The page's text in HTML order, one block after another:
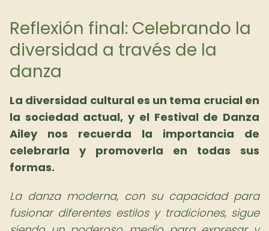
Reflexión final: Celebrando la
diversidad a través de la
danza
La diversidad cultural es un tema crucial en
la sociedad actual, y el Festival de Danza
Ailey nos recuerda la importancia de
celebrarla y promoverla en todas sus
formas.
La danza moderna, con su capacidad para
fusionar diferentes estilos y tradiciones, sigue